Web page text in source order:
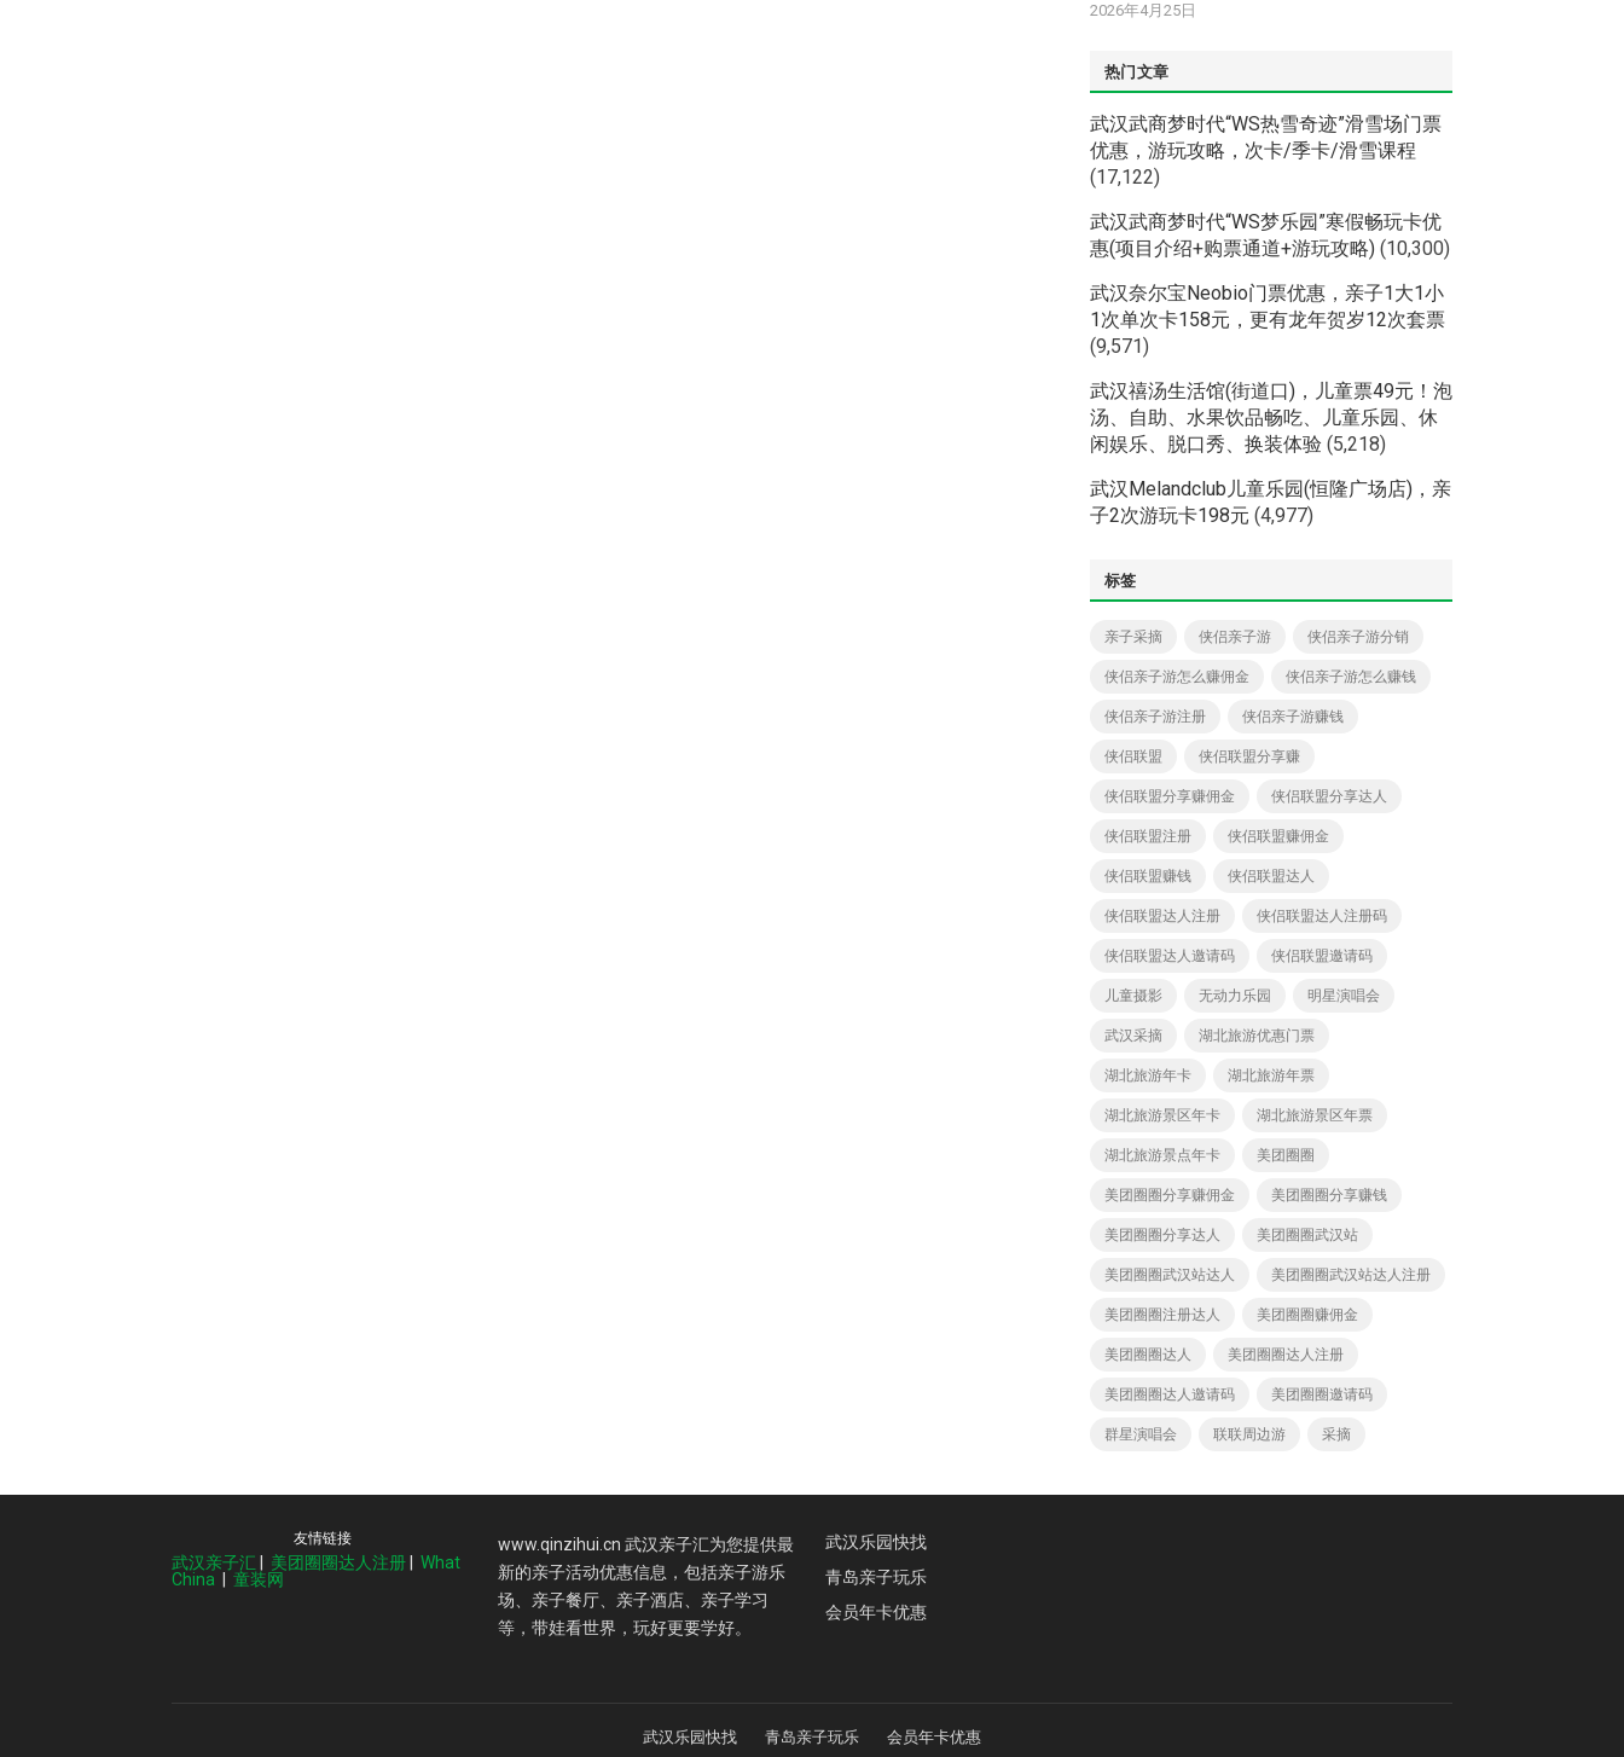
2026年4月25日
热门文章
武汉武商梦时代“WS热雪奇迹”滑雪场门票
优惠，游玩攻略，次卡/季卡/滑雪课程
(17,122)
武汉武商梦时代“WS梦乐园”寒假畅玩卡优
惠(项目介绍+购票通道+游玩攻略) (10,300)
武汉奈尔宝Neobio门票优惠，亲子1大1小
1次单次卡158元，更有龙年贺岁12次套票
(9,571)
武汉禧汤生活馆(街道口)，儿童票49元！泡
汤、自助、水果饮品畅吃、儿童乐园、休
闲娱乐、脱口秀、换装体验 (5,218)
武汉Melandclub儿童乐园(恒隆广场店)，亲
子2次游玩卡198元 (4,977)
标签
亲子采摘 侠侣亲子游 侠侣亲子游分销
侠侣亲子游怎么赚佣金 侠侣亲子游怎么赚钱
侠侣亲子游注册 侠侣亲子游赚钱
侠侣联盟 侠侣联盟分享赚
侠侣联盟分享赚佣金 侠侣联盟分享达人
侠侣联盟注册 侠侣联盟赚佣金
侠侣联盟赚钱 侠侣联盟达人
侠侣联盟达人注册 侠侣联盟达人注册码
侠侣联盟达人邀请码 侠侣联盟邀请码
儿童摄影 无动力乐园 明星演唱会
武汉采摘 湖北旅游优惠门票
湖北旅游年卡 湖北旅游年票
湖北旅游景区年卡 湖北旅游景区年票
湖北旅游景点年卡 美团圈圈
美团圈圈分享赚佣金 美团圈圈分享赚钱
美团圈圈分享达人 美团圈圈武汉站
美团圈圈武汉站达人 美团圈圈武汉站达人注册
美团圈圈注册达人 美团圈圈赚佣金
美团圈圈达人 美团圈圈达人注册
美团圈圈达人邀请码 美团圈圈邀请码
群星演唱会 联联周边游 采摘
友情链接
武汉亲子汇 美团圈圈达人注册
What
China
童装网
www.qinzihui.cn 武汉亲子汇为您提供最
新的亲子活动优惠信息，包括亲子游乐
场、亲子餐厅、亲子酒店、亲子学习
等，带娃看世界，玩好更要学好。
武汉乐园快找
青岛亲子玩乐
会员年卡优惠
武汉乐园快找 青岛亲子玩乐 会员年卡优惠